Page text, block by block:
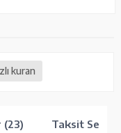
kuran
(23) Taksit